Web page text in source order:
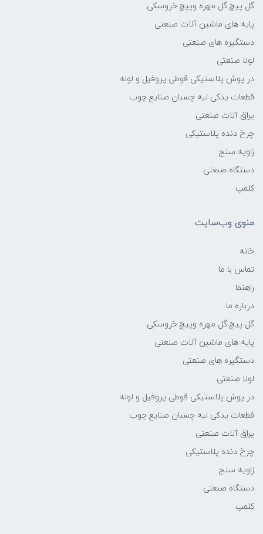
گل پیچ گل مهره وپیچ خروسکی
پایه های ماشین آلات صنعتی
دستگیره های صنعتی
لولا صنعتی
در پوش پلاستیکی قوطی پروفیل و لوله
قطعات یدکی لبه چسبان صنایع چوب
یراق آلات صنعتی
چرخ دنده پلاستیکی
زاویه سنج
دستگاه صنعتی
کلمپ
منوی وب‌سایت
خانه
تماس با ما
راهنما
درباره ما
گل پیچ گل مهره وپیچ خروسکی
پایه های ماشین آلات صنعتی
دستگیره های صنعتی
لولا صنعتی
در پوش پلاستیکی قوطی پروفیل و لوله
قطعات یدکی لبه چسبان صنایع چوب
یراق آلات صنعتی
چرخ دنده پلاستیکی
زاویه سنج
دستگاه صنعتی
کلمپ